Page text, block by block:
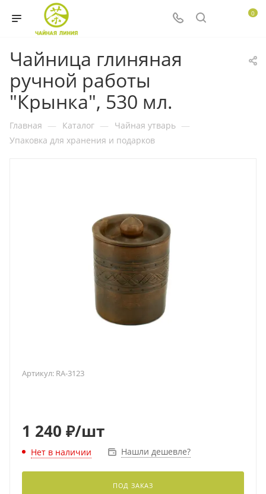
0
Чайница глиняная
ручной работы
"Крынка", 530 мл.
Главная — Каталог — Чайная утварь —
Упаковка для хранения и подарков
Артикул: RA-3123
1 240 ₽/шт
Нет в наличии Нашли дешевле?
ПОД ЗАКАЗ